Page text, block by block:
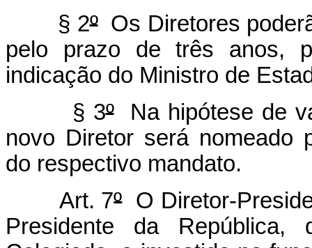
§ 2ºOs Diretores
pelo prazo de três anos,
indicação do Ministro de
§ 3ºNa hipótese de
novo Diretor será nomeado
do respectivo mandato.
Art. 7ºO Diretor-
Presidente da